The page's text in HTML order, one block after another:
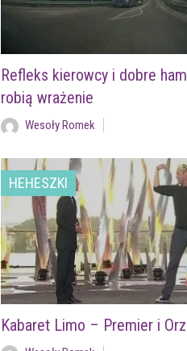
Refleks kierowcy i dobre
robią wrażenie
Wesoły Romek
HEHESZKI
Kabaret Limo – Premier i